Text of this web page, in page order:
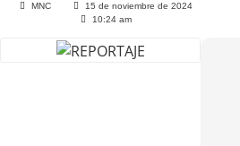
MNC
15 de noviembre de 2024
10:24 am